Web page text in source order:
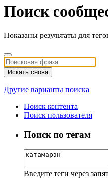
Поиск
Показаны результаты для
Искать снова
Другие варианты поиска
Поиск контента
Поиск пользователя
Поиск по тегам
Введите теги через